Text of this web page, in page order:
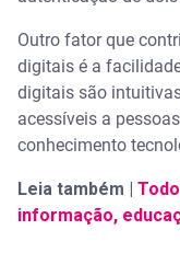
Outro fator que
digitais é a
digitais são
acessíveis a
conhecimento
Leia também |
informação,